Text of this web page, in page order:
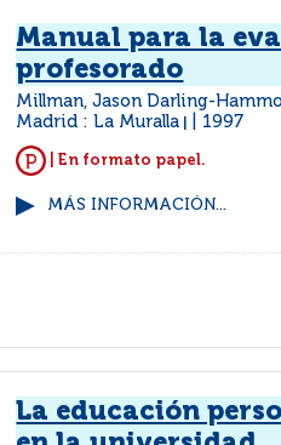
Manual para la
profesorado
Millman, Jason Darling-
Madrid : La Muralla 1997
| En formato papel.
MÁS INFORMACIÓN...
La educación